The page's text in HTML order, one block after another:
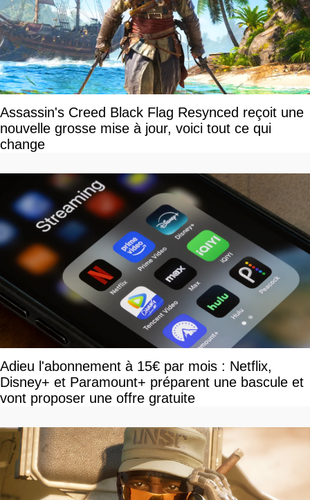
Assassin's Creed Black Flag Resynced reçoit une
nouvelle grosse mise à jour, voici tout ce qui
change
Adieu l'abonnement à 15€ par mois : Netflix,
Disney+ et Paramount+ préparent une bascule et
vont proposer une offre gratuite